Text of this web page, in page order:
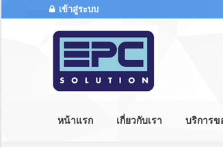
เข้าสู่ระบบ
หน้าแรก เกี่ยวกับเรา บริการข